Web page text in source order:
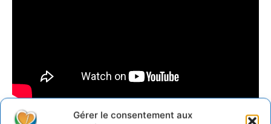
Gérer le consentement aux